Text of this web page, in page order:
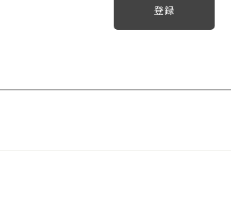
登録